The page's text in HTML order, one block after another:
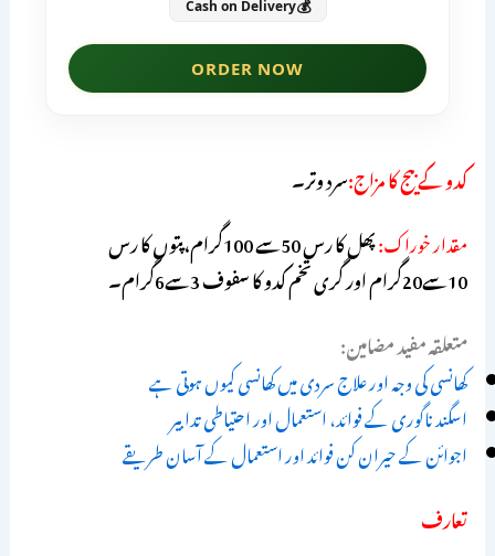
کدو کے بیج کا مزاج:سرد وتر۔
مقدار خوراک:
پھل کا رس 50سے 100گرام،پتوں کا رس
10سے20گرام اور گری تخم کدو کا سفوف 3سے6گرام۔
متعلقہ مفید مضامین:
کھانسی کی وجہ اور علاج سردی میں کھانسی کیوں ہوتی ہے
اسگند ناگوری کے فوائد، استعمال اور احتیاطی تدابیر
اجوائن کے حیران کن فوائد اور استعمال کے آسان طریقے
تعارف